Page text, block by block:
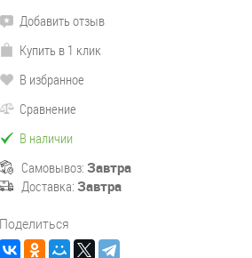
Добавить отзыв
Купить в 1 клик
В избранное
Сравнение
В наличии
Самовывоз: Завтра
Доставка: Завтра
Поделиться